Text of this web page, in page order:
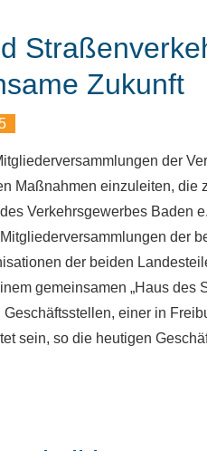
Zukunft
der
Maßnahmen einzuleiten, die
Verkehrsgewerbes Baden
der
der beiden
gemeinsamen „Haus
einer in
sein, so die heutigen